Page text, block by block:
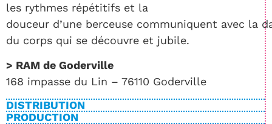
les rythmes répétitifs et la
douceur d’une berceuse communiquent avec la
du corps qui se découvre et jubile.
> RAM de Goderville
168 impasse du Lin – 76110 Goderville
DISTRIBUTION
PRODUCTION